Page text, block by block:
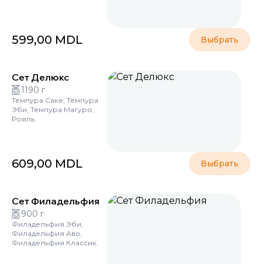
599,00 MDL Выбрать
Сет Делюкс
1190 г
Темпура Саке, Темпура
Эби, Темпура Магуро,
Рояль.
609,00 MDL Выбрать
Сет Филадельфия
900 г
Филадельфия Эби,
Филадельфия Аво,
Филадельфия Классик.